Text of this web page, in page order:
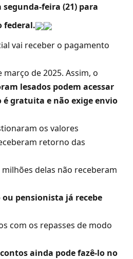
feira (21) para
federal.
vai receber o pagamento
de 2025. Assim, o
lesados podem acessar
é gratuita e não exige envio
os valores
retorno das
delas não receberam
pensionista já recebe
com os repasses de modo
ainda pode fazê-lo no